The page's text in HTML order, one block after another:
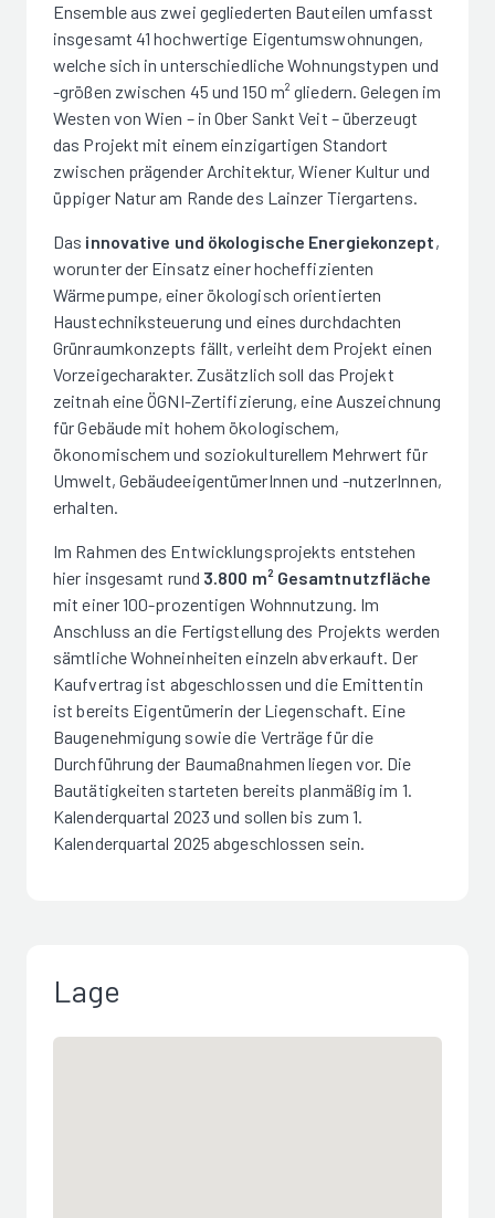
Ensemble aus zwei gegliederten Bauteilen umfasst
insgesamt 41 hochwertige Eigentumswohnungen,
welche sich in unterschiedliche Wohnungstypen und
-größen zwischen 45 und 150 m² gliedern. Gelegen im
Westen von Wien – in Ober Sankt Veit – überzeugt
das Projekt mit einem einzigartigen Standort
zwischen prägender Architektur, Wiener Kultur und
üppiger Natur am Rande des Lainzer Tiergartens.
Das innovative und ökologische Energiekonzept,
worunter der Einsatz einer hocheffizienten
Wärmepumpe, einer ökologisch orientierten
Haustechniksteuerung und eines durchdachten
Grünraumkonzepts fällt, verleiht dem Projekt einen
Vorzeigecharakter. Zusätzlich soll das Projekt
zeitnah eine ÖGNI-Zertifizierung, eine Auszeichnung
für Gebäude mit hohem ökologischem,
ökonomischem und soziokulturellem Mehrwert für
Umwelt, GebäudeeigentümerInnen und -nutzerInnen,
erhalten.
Im Rahmen des Entwicklungsprojekts entstehen
hier insgesamt rund 3.800 m² Gesamtnutzfläche
mit einer 100-prozentigen Wohnnutzung. Im
Anschluss an die Fertigstellung des Projekts werden
sämtliche Wohneinheiten einzeln abverkauft. Der
Kaufvertrag ist abgeschlossen und die Emittentin
ist bereits Eigentümerin der Liegenschaft. Eine
Baugenehmigung sowie die Verträge für die
Durchführung der Baumaßnahmen liegen vor. Die
Bautätigkeiten starteten bereits planmäßig im 1.
Kalenderquartal 2023 und sollen bis zum 1.
Kalenderquartal 2025 abgeschlossen sein.
Lage